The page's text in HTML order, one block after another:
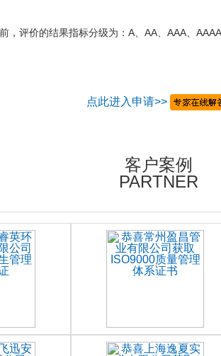
，评价的结果指标分级为：A、AA、AAA、
点此进入申请>>
客户案例
PARTNER